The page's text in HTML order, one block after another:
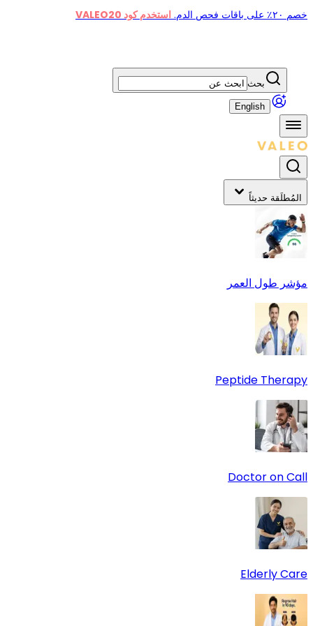
خصم ٢٠٪ على باقات فحص الدم. استخدم كود VALEO20
بحث
English
المُطلَقة حديثاً
مؤشر طول العمر
Peptide Therapy
Doctor on Call
Elderly Care